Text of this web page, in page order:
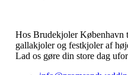
Hos Brudekjoler København
gallakjoler og festkjoler af
Lad os gøre din store dag